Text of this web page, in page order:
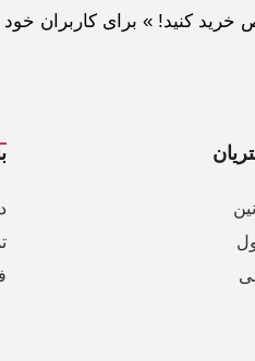
خرید کنید! » برای کاربران